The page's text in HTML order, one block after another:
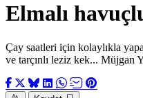
Elmalı
Çay saatleri için kolaylıkla
ve tarçınlı leziz kek... Müjgan